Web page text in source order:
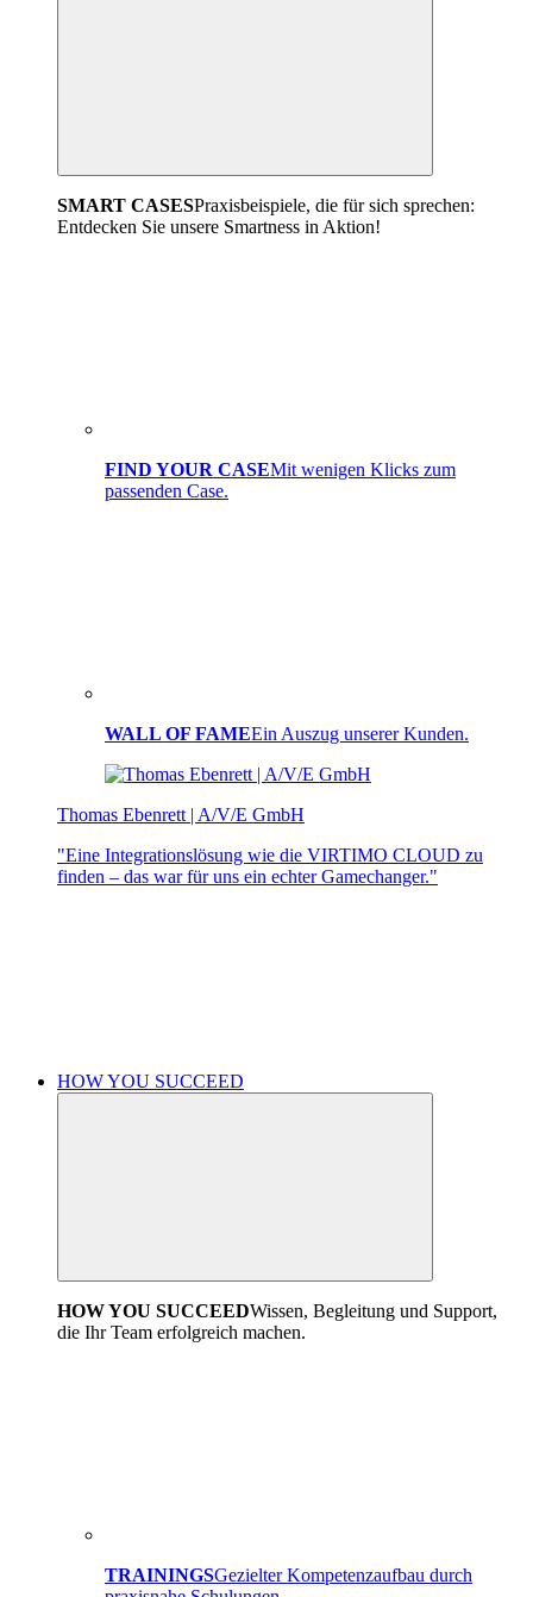
SMART CASESPraxisbeispiele, die für sich sprechen:
Entdecken Sie unsere Smartness in Aktion!
FIND YOUR CASEMit wenigen Klicks zum
passenden Case.
WALL OF FAMEEin Auszug unserer Kunden.
Thomas Ebenrett | A/V/E GmbH
"Eine Integrationslösung wie die VIRTIMO CLOUD zu
finden – das war für uns ein echter Gamechanger."
HOW YOU SUCCEED
HOW YOU SUCCEEDWissen, Begleitung und Support,
die Ihr Team erfolgreich machen.
TRAININGSGezielter Kompetenzaufbau durch